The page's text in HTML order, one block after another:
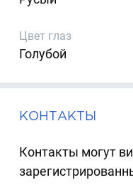
Цвет глаз
Голубой
КОНТАКТЫ
Контакты могут